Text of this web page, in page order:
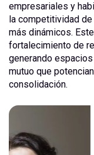
empresariales y
la competitividad
más dinámicos.
fortalecimiento de
generando
mutuo que
consolidación.